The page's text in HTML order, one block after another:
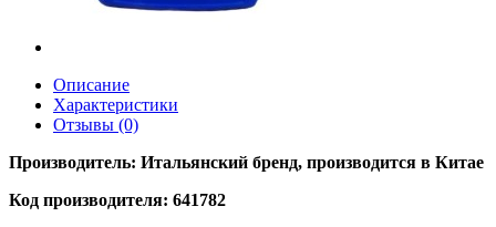
Описание
Характеристики
Отзывы (0)
Производитель: Итальянский бренд, производится в Китае
Код производителя: 641782